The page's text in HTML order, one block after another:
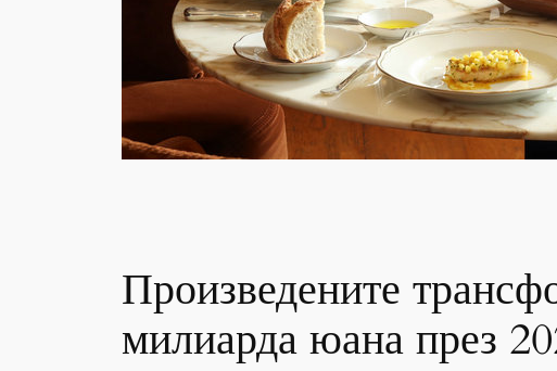
Произведените
милиарда юана през